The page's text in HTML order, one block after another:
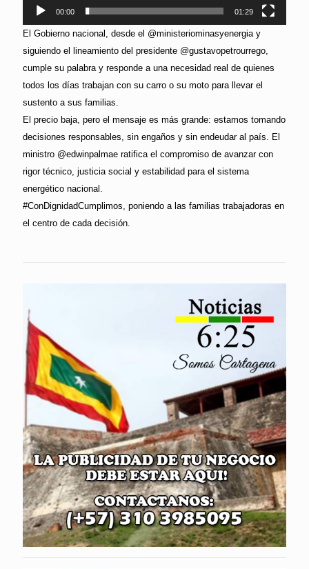
00:00 01:29
El Gobierno nacional, desde el @ministeriominasyenergia y
siguiendo el lineamiento del presidente @gustavopetrourrego,
cumple su palabra y responde a una necesidad real de quienes
todos los días trabajan con su carro o su moto para llevar el
sustento a sus familias.
El precio baja, pero el mensaje es más grande: estamos tomando
decisiones responsables, sin engaños y sin endeudar al país. El
ministro @edwinpalmae ratifica el compromiso de avanzar con
rigor técnico, justicia social y estabilidad para el sistema
energético nacional.
#ConDignidadCumplimos, poniendo a las familias trabajadoras en
el centro de cada decisión.